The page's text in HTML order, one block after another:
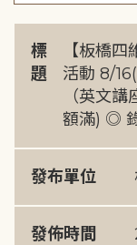
標
題
【板橋
活動 8/
（英文
額滿) ◎
發布單位
發佈時間